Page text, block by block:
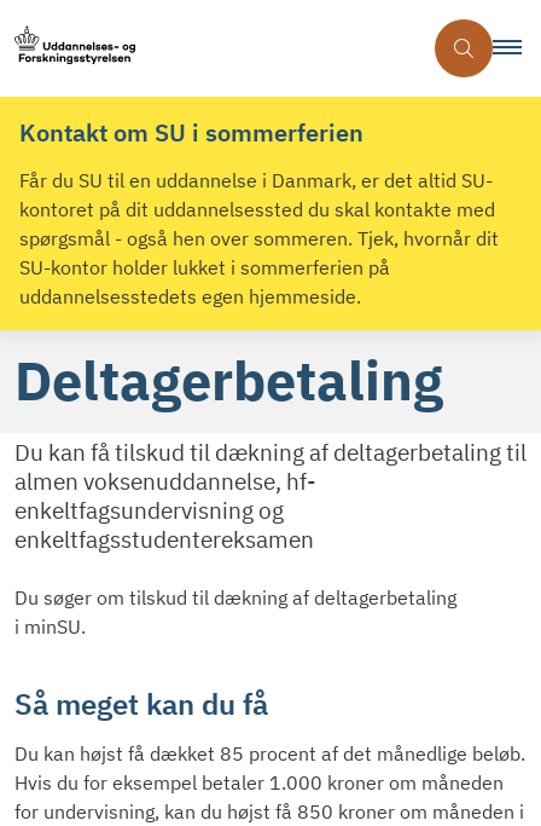
Kontakt om SU i sommerferien
Får du SU til en uddannelse i Danmark, er det altid SU-
kontoret på dit uddannelsessted du skal kontakte med
spørgsmål - også hen over sommeren. Tjek, hvornår dit
SU-kontor holder lukket i sommerferien på
uddannelsesstedets egen hjemmeside.
Deltagerbetaling
Du kan få tilskud til dækning af deltagerbetaling til
almen voksenuddannelse, hf-
enkeltfagsundervisning og
enkeltfagsstudentereksamen
Du søger om tilskud til dækning af deltagerbetaling
i minSU.
Så meget kan du få
Du kan højst få dækket 85 procent af det månedlige beløb.
Hvis du for eksempel betaler 1.000 kroner om måneden
for undervisning, kan du højst få 850 kroner om måneden i